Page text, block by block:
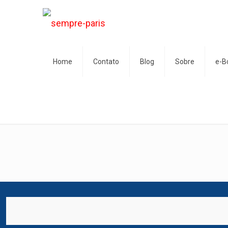
Home Contato Blog Sobre e-